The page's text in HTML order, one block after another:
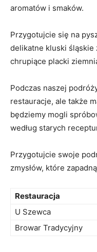
aromatów i smaków.
Przygotujcie się na
delikatne kluski śląskie
chrupiące placki
Podczas naszej
restauracje, ale także
będziemy mogli
według starych
Przygotujcie swoje
zmysłów, które
Restauracja
U Szewca
Browar Tradycyjny